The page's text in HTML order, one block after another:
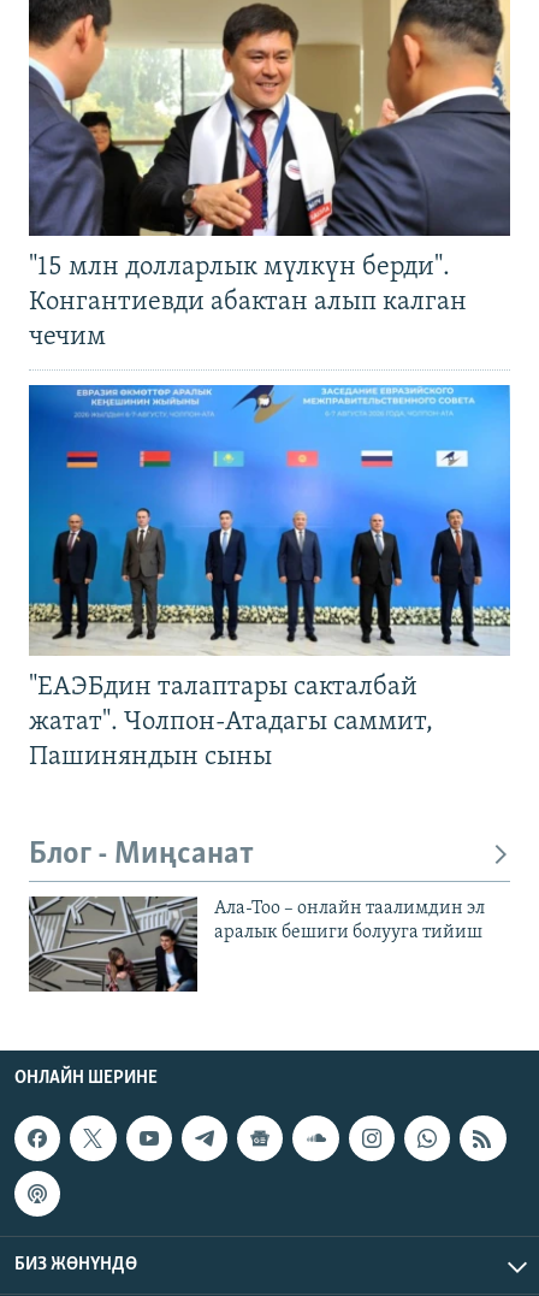
"15 млн долларлык мүлкүн берди".
Конгантиевди абактан алып калган
чечим
"ЕАЭБдин талаптары сакталбай
жатат". Чолпон-Атадагы саммит,
Пашиняндын сыны
Блог - Миңсанат
Ала-Тоо – онлайн таалимдин эл
аралык бешиги болууга тийиш
ОНЛАЙН ШЕРИНЕ
БИЗ ЖӨНҮНДӨ